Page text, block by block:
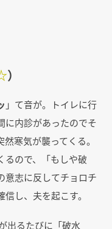
）
」て音が。トイレに行
に内診があったのでそ
寒気が襲ってくる。
るので、「もしや破
意志に反してチョロチ
し、夫を起こす。
出るたびに「破水